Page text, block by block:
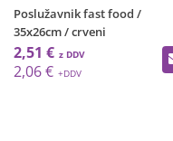
Poslužavnik fast food /
35x26cm / crveni
2,51 €
2,06 €